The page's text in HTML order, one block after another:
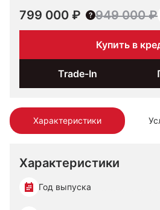
Характеристики
Характеристики
Год выпуска
799 000 ₽ 949 000 ₽
Купить в
Trade-In